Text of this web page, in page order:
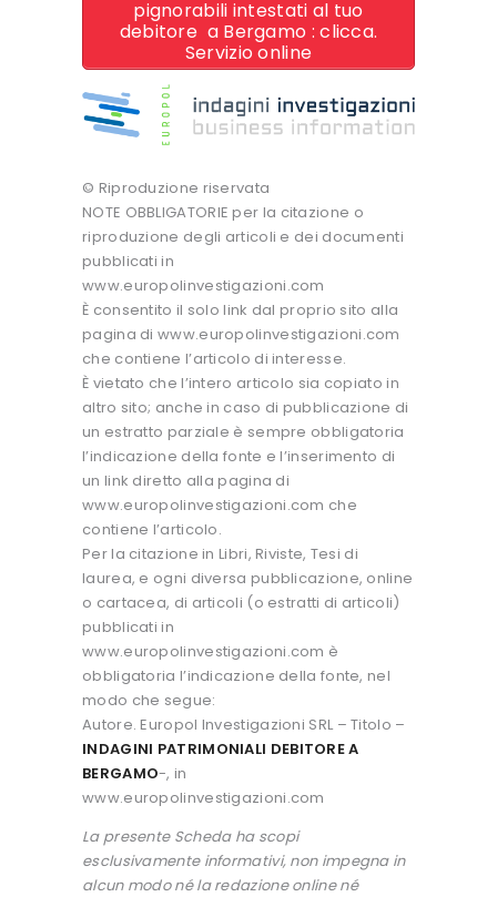
pignorabili intestati al tuo
debitore a Bergamo : clicca.
Servizio online
© Riproduzione riservata
NOTE OBBLIGATORIE per la citazione o
riproduzione degli articoli e dei documenti
pubblicati in
www.europolinvestigazioni.com
È consentito il solo link dal proprio sito alla
pagina di www.europolinvestigazioni.com
che contiene l’articolo di interesse.
È vietato che l’intero articolo sia copiato in
altro sito; anche in caso di pubblicazione di
un estratto parziale è sempre obbligatoria
l’indicazione della fonte e l’inserimento di
un link diretto alla pagina di
www.europolinvestigazioni.com che
contiene l’articolo.
Per la citazione in Libri, Riviste, Tesi di
laurea, e ogni diversa pubblicazione, online
o cartacea, di articoli (o estratti di articoli)
pubblicati in
www.europolinvestigazioni.com è
obbligatoria l’indicazione della fonte, nel
modo che segue:
Autore. Europol Investigazioni SRL – Titolo –
INDAGINI PATRIMONIALI DEBITORE A
BERGAMO-, in
www.europolinvestigazioni.com
La presente Scheda ha scopi
esclusivamente informativi, non impegna in
alcun modo né la redazione online né